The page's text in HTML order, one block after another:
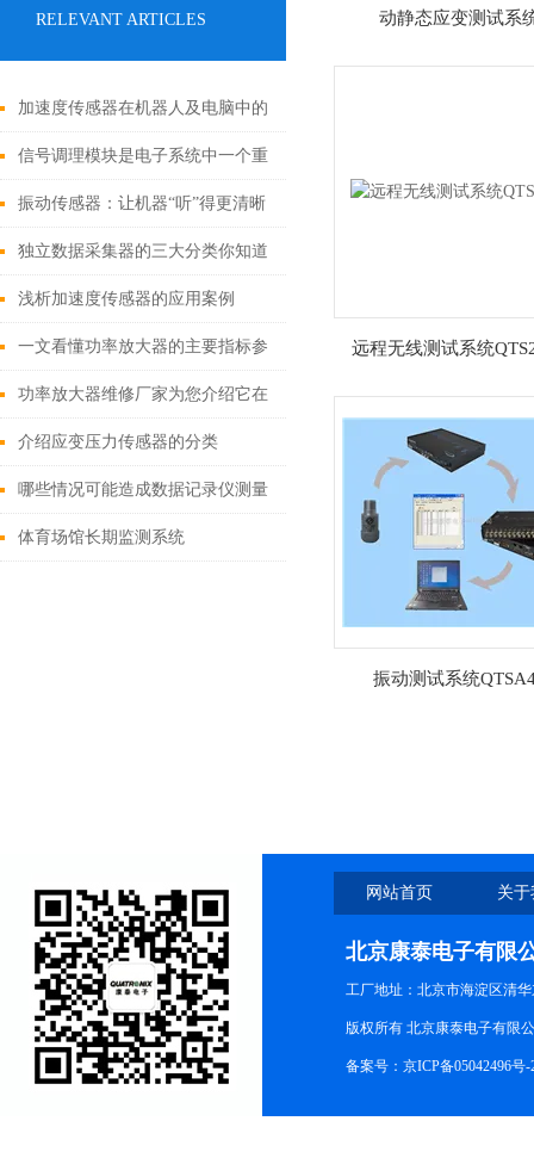
RELEVANT ARTICLES
加速度传感器在机器人及电脑中的
应用
信号调理模块是电子系统中一个重
要的组成部分
振动传感器：让机器“听”得更清晰
独立数据采集器的三大分类你知道
吗？
浅析加速度传感器的应用案例
一文看懂功率放大器的主要指标参
数有哪些？
功率放大器维修厂家为您介绍它在
实验室的应用
介绍应变压力传感器的分类
哪些情况可能造成数据记录仪测量
误差呢
体育场馆长期监测系统
动静态应变测试系
远程无线测试系统
振动测试系统
网站首页 关
北京康泰电子有限
工厂地址：北京市海淀区清
版权所有 北京康泰电子有限
备案号： 京ICP备05042496号-